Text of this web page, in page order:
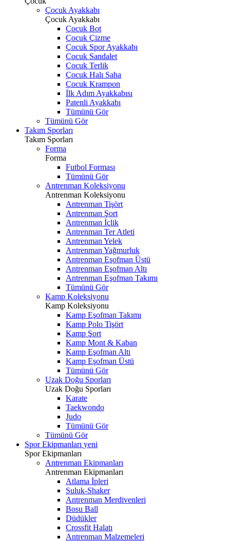
Çocuk Ayakkabı
Çocuk Ayakkabı
Çocuk Bot
Çocuk Çizme
Çocuk Spor Ayakkabı
Çocuk Sandalet
Çocuk Terlik
Çocuk Halı Saha
Çocuk Krampon
İlk Adım Ayakkabısı
Patenli Ayakkabı
Tümünü Gör
Tümünü Gör
Takım Sporları
Takım Sporları
Forma
Forma
Futbol Forması
Tümünü Gör
Antrenman Koleksiyonu
Antrenman Koleksiyonu
Antrenman Tişört
Antrenman Şort
Antrenman İçlik
Antrenman Ter Atleti
Antrenman Yelek
Antrenman Yağmurluk
Antrenman Eşofman Üstü
Antrenman Eşofman Altı
Antrenman Eşofman Takımı
Tümünü Gör
Kamp Koleksiyonu
Kamp Koleksiyonu
Kamp Eşofman Takımı
Kamp Polo Tişört
Kamp Şort
Kamp Mont & Kaban
Kamp Eşofman Altı
Kamp Eşofman Üstü
Tümünü Gör
Uzak Doğu Sporları
Uzak Doğu Sporları
Karate
Taekwondo
Judo
Tümünü Gör
Tümünü Gör
Spor Ekipmanları yeni
Spor Ekipmanları
Antrenman Ekipmanları
Antrenman Ekipmanları
Atlama İpleri
Suluk-Shaker
Antrenman Merdivenleri
Bosu Ball
Düdükler
Crossfit Halatı
Antrenman Malzemeleri